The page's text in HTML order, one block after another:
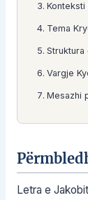
Konteksti
Tema
Struktura
Vargje
Mesazhi
Letra e